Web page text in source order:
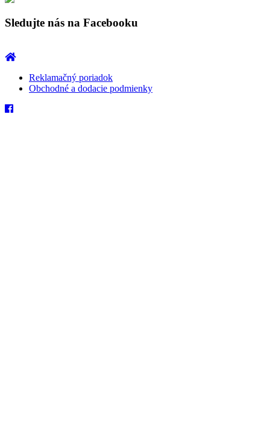
Sledujte nás na Facebooku
Reklamačný poriadok
Obchodné a dodacie podmienky